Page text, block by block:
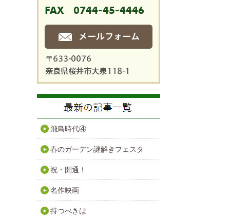
飛鳥時代④
春のガーデン謎解きフェスタ
祝・開通！
名作映画
持つべきは